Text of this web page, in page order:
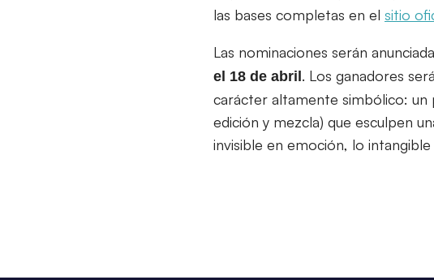
las bases completas en el sitio
Las nominaciones serán
el 18 de abril. Los ganadores
carácter altamente simbólico: un
edición y mezcla) que esculpen
invisible en emoción, lo intangible